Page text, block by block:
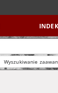
Wyszukiwanie